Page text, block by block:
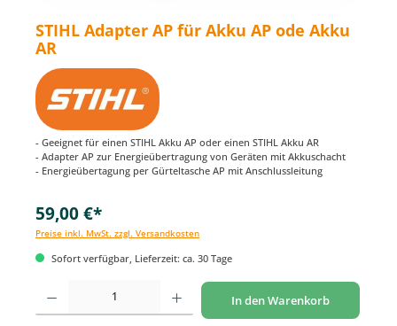
STIHL Adapter AP für Akku AP ode Akku
AR
- Geeignet für einen STIHL Akku AP oder einen STIHL Akku AR
- Adapter AP zur Energieübertragung von Geräten mit Akkuschacht
- Energieübertagung per Gürteltasche AP mit Anschlussleitung
59,00 €*
Preise inkl. MwSt. zzgl. Versandkosten
Sofort verfügbar, Lieferzeit: ca. 30 Tage
Produkt Anzahl: Gib den gewünschten Wert ein oder benutze die Schaltflächen um
In den Warenkorb